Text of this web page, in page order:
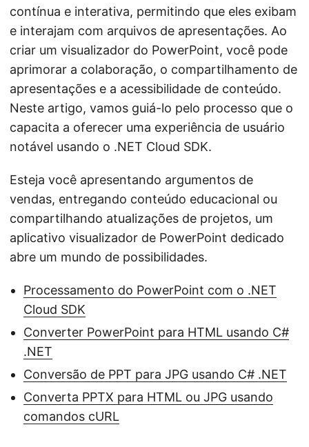
contínua e interativa, permitindo que eles exibam
e interajam com arquivos de apresentações. Ao
criar um visualizador do PowerPoint, você pode
aprimorar a colaboração, o compartilhamento de
apresentações e a acessibilidade de conteúdo.
Neste artigo, vamos guiá-lo pelo processo que o
capacita a oferecer uma experiência de usuário
notável usando o .NET Cloud SDK.
Esteja você apresentando argumentos de
vendas, entregando conteúdo educacional ou
compartilhando atualizações de projetos, um
aplicativo visualizador de PowerPoint dedicado
abre um mundo de possibilidades.
Processamento do PowerPoint com o .NET
Cloud SDK
Converter PowerPoint para HTML usando C#
.NET
Conversão de PPT para JPG usando C# .NET
Converta PPTX para HTML ou JPG usando
comandos cURL